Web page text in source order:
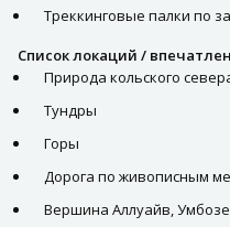
Треккинговые палки по
Список локаций /
Природа кольского
Тундры
Горы
Дорога по живописным
Вершина Аллуайв,